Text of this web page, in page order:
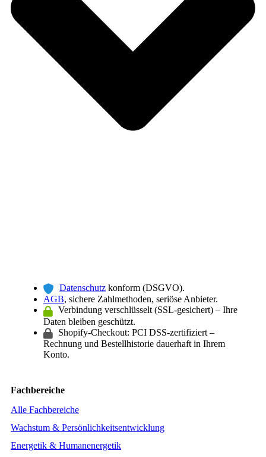
Datenschutz konform (DSGVO).
AGB, sichere Zahlmethoden, seriöse Anbieter.
Verbindung verschlüsselt (SSL-gesichert) – Ihre
Daten bleiben geschützt.
Shopify-Checkout: PCI DSS-zertifiziert –
Rechnung und Bestellhistorie dauerhaft in Ihrem
Konto.
Fachbereiche
Alle Fachbereiche
Wachstum & Persönlichkeitsentwicklung
Energetik & Humanenergetik